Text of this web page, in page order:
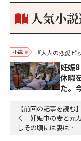
り。どうして勝てた
人気小
小説 『大人の恋愛ピ
妊娠
休暇
た。
【前回の記事を読
く」妊娠中の妻と元
しその頃には妻は…